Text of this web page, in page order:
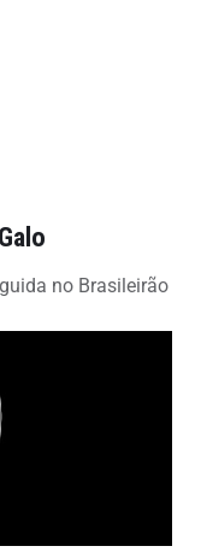
no Brasileirão